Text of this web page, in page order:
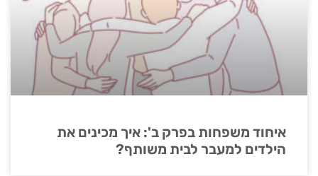
איחוד משפחות בפרק ב': איך מכינים את
הילדים למעבר לבית משותף?